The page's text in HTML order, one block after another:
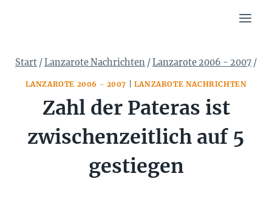
Start /Lanzarote Nachrichten /Lanzarote 2006 - 2007 /
LANZAROTE 2006 - 2007 LANZAROTE NACHRICHTEN
Zahl der Pateras ist
zwischenzeitlich auf 5
gestiegen